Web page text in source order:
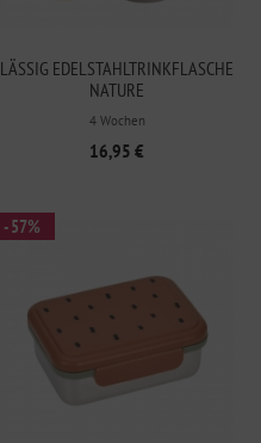
LÄSSIG EDELSTAHLTRINKFLASCHE
NATURE
4 Wochen
16,95 €
- 57%